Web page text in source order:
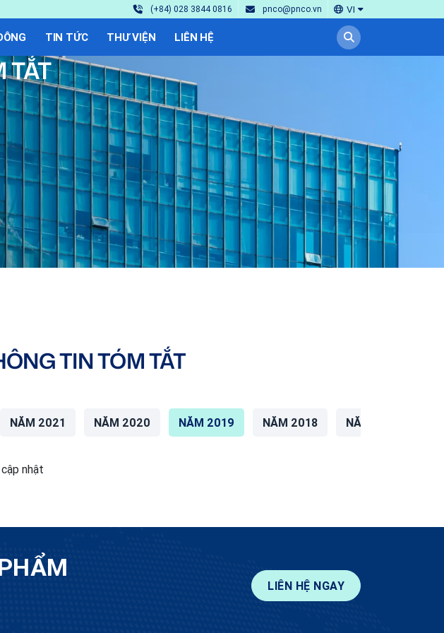
(+84) 028 3844 0816 pnco@pnco.vn VI
TIN TỨC THƯ VIỆN LIÊN HỆ
TẮT
TIN TÓM TẮT
NĂM 2021 NĂM 2020 NĂM 2019 NĂM 2018 NĂM 2017
nhật
LIÊN HỆ NGAY